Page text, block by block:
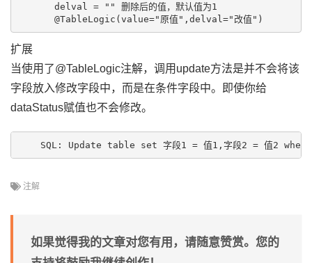
delval = "" 删除后的值，默认值为1
扩展
当使用了@TableLogic注解，调用update方法是并不会将该
字段放入修改字段中，而是在条件字段中。即使你给
dataStatus赋值也不会修改。
注解
如果觉得我的文章对您有用，请随意赞赏。您的